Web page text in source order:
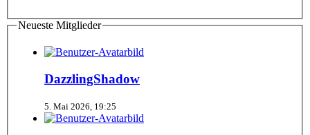
Neueste Mitglieder
DazzlingShadow
5. Mai 2026, 19:25